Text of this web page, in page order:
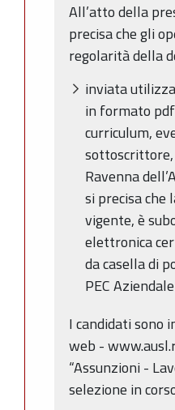
All’atto della
precisa che gli
regolarità della
inviata
in formato
curriculum,
sottoscrittore,
Ravenna
si precisa
vigente, è
elettronica
da casella di
PEC
I candidati sono
web -
“Assunzioni -
selezione in